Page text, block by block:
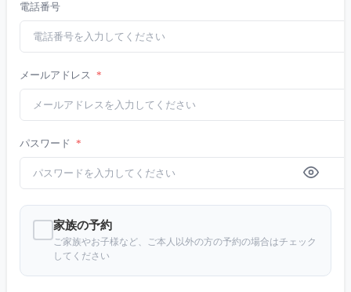
電話番号
メールアドレス *
パスワード *
家族の予約
ご家族やお子様など、ご本人以外の方の予約の場合はチェック
してください